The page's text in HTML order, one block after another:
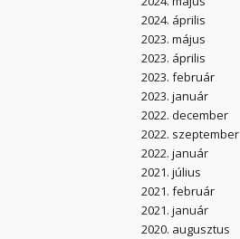
2024. április
2023. május
2023. április
2023. február
2023. január
2022. december
2022. szeptember
2022. január
2021. július
2021. február
2021. január
2020. augusztus